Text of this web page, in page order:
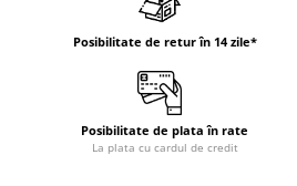
Posibilitate de retur în 14 zile*
Posibilitate de plata în rate
La plata cu cardul de credit